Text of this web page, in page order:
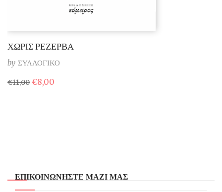
ΧΩΡΙΣ ΡΕΖΕΡΒΑ
by ΣΥΛΛΟΓΙΚΟ
€11,00 Original
price
€8,00
ΕΠΙΚΟΙΝΩΝΗΣΤΕ ΜΑΖΙ ΜΑΣ